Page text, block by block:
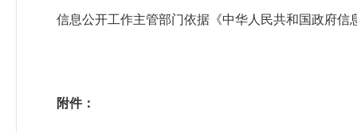
信息公开工作主管部门依据《中华人民共和国政府
附件：